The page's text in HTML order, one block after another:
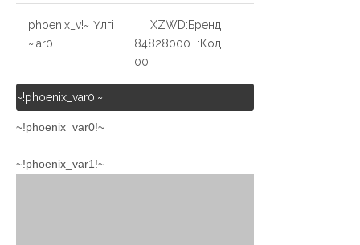
Үлгі:
~!phoenix_v
ar0!~
Бренд:
XZWD
Код:
84828000
00
~!phoenix_var0!~
~!phoenix_var0!~
~!phoenix_var1!~